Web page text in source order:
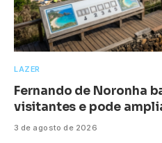
LAZER
Fernando de Noronha
visitantes e pode
3 de agosto de 2026